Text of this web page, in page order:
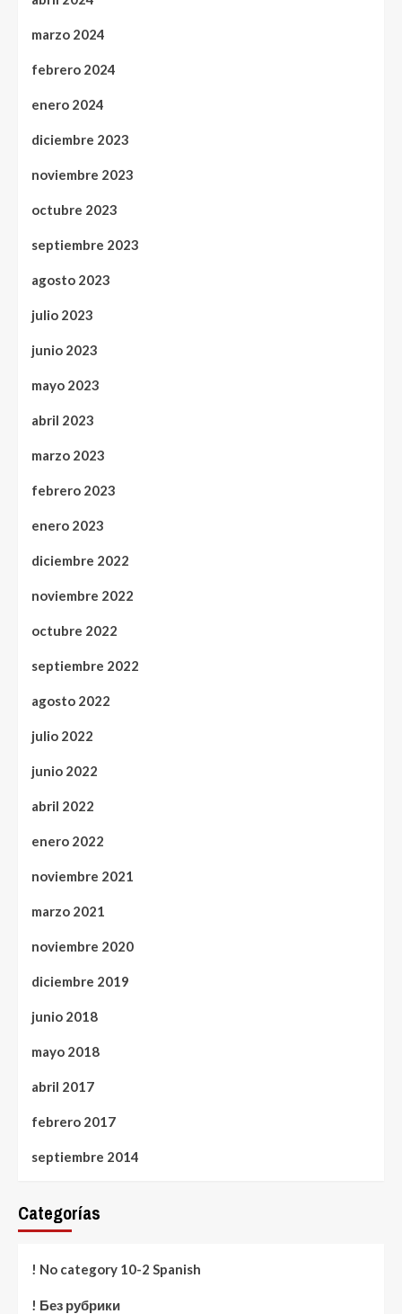
marzo 2024
febrero 2024
enero 2024
diciembre 2023
noviembre 2023
octubre 2023
septiembre 2023
agosto 2023
julio 2023
junio 2023
mayo 2023
abril 2023
marzo 2023
febrero 2023
enero 2023
diciembre 2022
noviembre 2022
octubre 2022
septiembre 2022
agosto 2022
julio 2022
junio 2022
abril 2022
enero 2022
noviembre 2021
marzo 2021
noviembre 2020
diciembre 2019
junio 2018
mayo 2018
abril 2017
febrero 2017
septiembre 2014
Categorías
! No category 10-2 Spanish
! Без рубрики